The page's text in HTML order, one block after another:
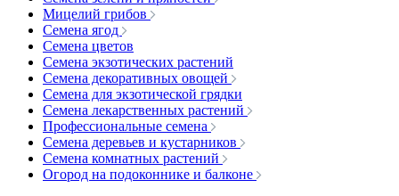
Мицелий грибов
Семена ягод
Семена цветов
Семена экзотических растений
Семена декоративных овощей
Семена для экзотической грядки
Семена лекарственных растений
Профессиональные семена
Семена деревьев и кустарников
Семена комнатных растений
Огород на подоконнике и балконе